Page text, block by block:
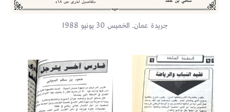
جريدة عمان. الخميس 30 يونيو 1988